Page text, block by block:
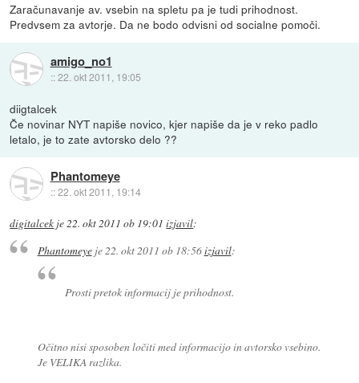
Zaračunavanje av. vsebin na spletu pa je tudi prihodnost.
Predvsem za avtorje. Da ne bodo odvisni od socialne pomoči.
amigo_no1
::22. okt 2011, 19:05
diigtalcek
Če novinar NYT napiše novico, kjer napiše da je v reko padlo
letalo, je to zate avtorsko delo ??
Phantomeye
::22. okt 2011, 19:14
digitalcek je22. okt 2011 ob 19:01 izjavil:
Phantomeyeje22. okt 2011 ob 18:56izjavil:
Prosti pretok informacij je prihodnost.
Očitno nisi sposoben ločiti med informacijo in avtorsko vsebino.
Je VELIKA razlika.